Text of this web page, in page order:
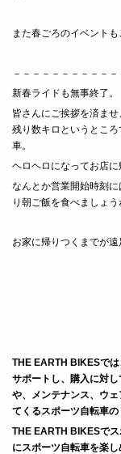
また春ごろのイベントも
－－－－－－－－－－
新春ライドも無事終了。
皆さんにご挨拶を済ませ
残り数キロというとこ
車。
ヘロヘロになってお店に
なんとか営業開始時刻
り朝ご飯を食べましょう
お家に帰りつくまでが遠
THE EARTH BIKESで
サポートし、 購入に対
や、メンテナンス、ウ
てくるスポーツ自転車の
THE EARTH BIKESで
にスポーツ自転車を楽し